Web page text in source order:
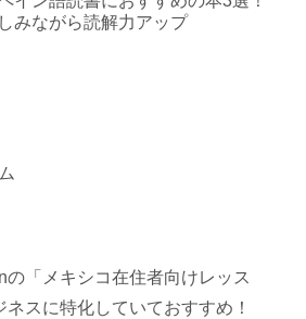
みながら読解力アップ
の「メキシコ在住者向けレッス
スに特化していておすすめ！